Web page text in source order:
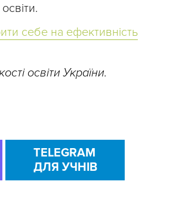
себе на ефективність
освіти України.
TELEGRAM
ДЛЯ УЧНІВ